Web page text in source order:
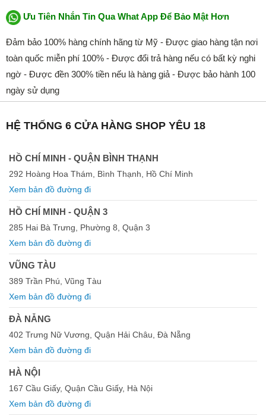
Ưu Tiên Nhắn Tin Qua What App Để Bảo Mật Hơn
Đảm bảo 100% hàng chính hãng từ Mỹ - Được giao hàng tận nơi
toàn quốc miễn phí 100% - Được đổi trả hàng nếu có bất kỳ nghi
ngờ - Được đền 300% tiền nếu là hàng giả - Được bảo hành 100
ngày sử dụng
HỆ THỐNG 6 CỬA HÀNG SHOP YÊU 18
HỒ CHÍ MINH - QUẬN BÌNH THẠNH
292 Hoàng Hoa Thám, Bình Thạnh, Hồ Chí Minh
Xem bản đồ đường đi
HỒ CHÍ MINH - QUẬN 3
285 Hai Bà Trưng, Phường 8, Quận 3
Xem bản đồ đường đi
VŨNG TÀU
389 Trần Phú, Vũng Tàu
Xem bản đồ đường đi
ĐÀ NẴNG
402 Trưng Nữ Vương, Quận Hải Châu, Đà Nẵng
Xem bản đồ đường đi
HÀ NỘI
167 Cầu Giấy, Quận Cầu Giấy, Hà Nội
Xem bản đồ đường đi